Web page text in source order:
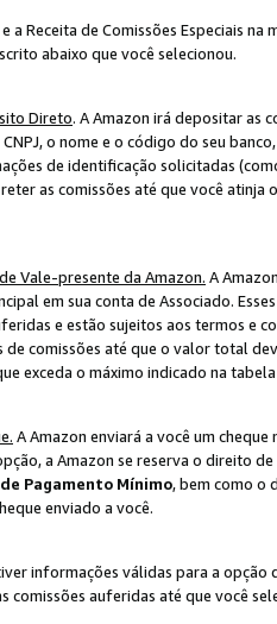
a Receita de Comissões Especiais
abaixo que você selecionou.
Direto. A Amazon irá depositar as
o nome e o código do seu
de identificação solicitadas
as comissões até que você
Vale-presente da Amazon. A
em sua conta de Associado.
e estão sujeitos aos termos e
comissões até que o valor total
exceda o máximo indicado na
A Amazon enviará a você um
a Amazon se reserva o direito
Pagamento Mínimo, bem como o
enviado a você.
informações válidas para a
comissões auferidas até que você